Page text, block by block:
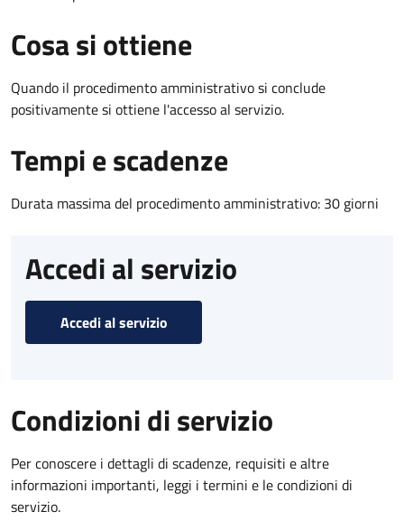
Cosa si ottiene
Quando il procedimento amministrativo si conclude
positivamente si ottiene l'accesso al servizio.
Tempi e scadenze
Durata massima del procedimento amministrativo: 30 giorni
Accedi al servizio
Accedi al servizio
Condizioni di servizio
Per conoscere i dettagli di scadenze, requisiti e altre
informazioni importanti, leggi i termini e le condizioni di
servizio.